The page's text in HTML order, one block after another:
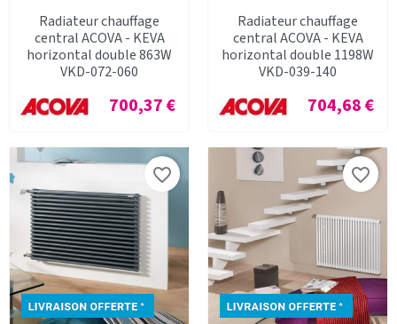
Radiateur chauffage
central ACOVA - KEVA
horizontal double 863W
VKD-072-060
Prix
700,37 €
Radiateur chauffage
central ACOVA - KEVA
horizontal double 1198W
VKD-039-140
Prix
704,68 €
favorite_border favorite_border